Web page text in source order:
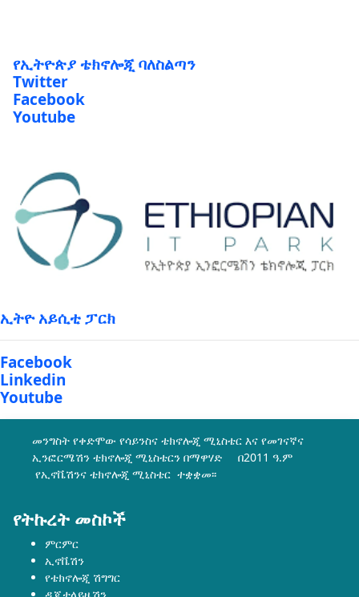
የኢትዮጵያ ቴክኖሎጂ ባለስልጣን
Twitter
Facebook
Youtube
ኢትዮ አይሲቲ ፓርክ
Facebook
Linkedin
Youtube
መንግስት የቀድሞው የሳይንስና ቴክኖሎጂ ሚኒስቴር እና የመገናኛና
ኢንፎርሜሽን ቴክኖሎጂ ሚኒስቴርን በማዋሃድ በ2011 ዓ.ም
የኢኖቬሽንና ቴክኖሎጂ ሚኒስቴር ተቋቋመ፡፡
የትኩረት መስኮች
ምርምር
ኢኖቬሽን
የቴክኖሎጂ ሽግግር